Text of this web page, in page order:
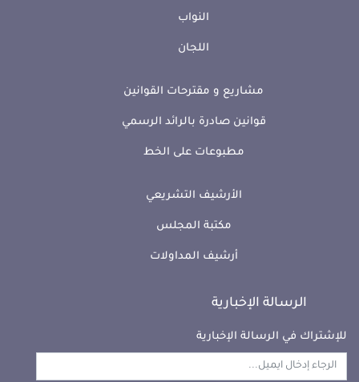
النواب
اللجان
مشاريع و مقترحات القوانين
قوانين صادرة بالرائد الرسمي
مطبوعات على الخط
الأرشيف التشريعي
مكتبة المجلس
أرشيف المداولات
الرسالة الإخبارية
للإشتراك في الرسالة الإخبارية